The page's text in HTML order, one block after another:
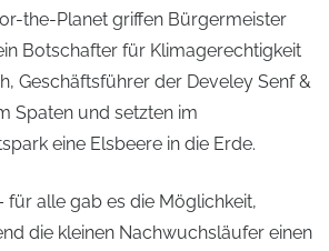
the-Planet griffen Bürgermeister
Botschafter für Klimagerechtigkeit
Geschäftsführer der Develey Senf &
Spaten und setzten im
eine Elsbeere in die Erde.
für alle gab es die Möglichkeit,
die kleinen Nachwuchsläufer einen